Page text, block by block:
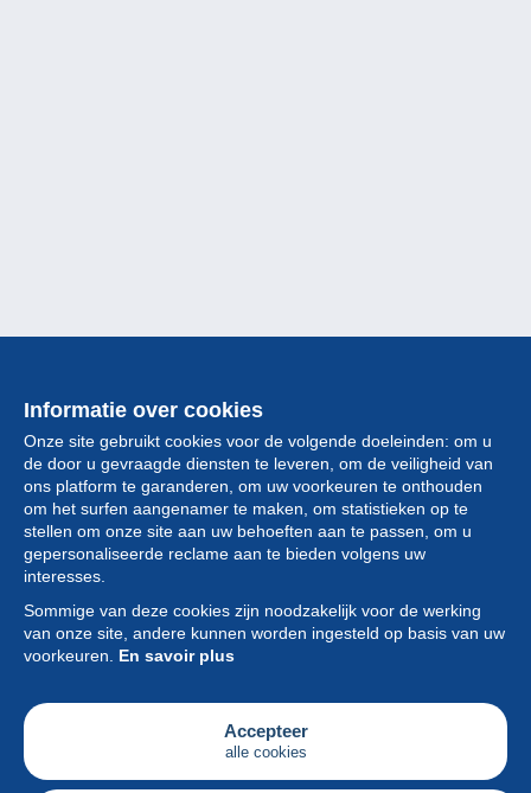
Informatie over cookies
Onze site gebruikt cookies voor de volgende doeleinden: om u
de door u gevraagde diensten te leveren, om de veiligheid van
ons platform te garanderen, om uw voorkeuren te onthouden
om het surfen aangenamer te maken, om statistieken op te
stellen om onze site aan uw behoeften aan te passen, om u
gepersonaliseerde reclame aan te bieden volgens uw
interesses.
Sommige van deze cookies zijn noodzakelijk voor de werking
van onze site, andere kunnen worden ingesteld op basis van uw
voorkeuren. En savoir plus
Accepteer
alle cookies
Collectie
Nieuws
Functie
Vereniging
Diensten